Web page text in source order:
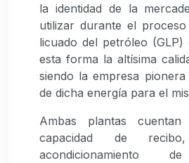
la identidad de la
utilizar durante el
licuado del petróleo (GLP)
esta forma la altísima
siendo la empresa
de dicha energía para el
Ambas plantas
capacidad de
acondicionamiento